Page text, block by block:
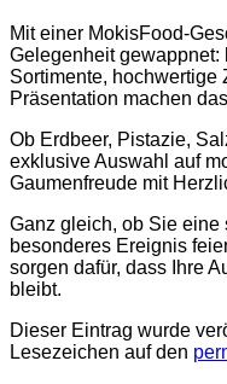
Mit einer MokisFood-
Gelegenheit
Sortimente, hochwertige
Präsentation machen
Ob Erdbeer, Pistazie,
exklusive Auswahl auf
Gaumenfreude mit
Ganz gleich, ob Sie eine
besonderes Ereignis
sorgen dafür, dass Ihre
bleibt.
Dieser Eintrag wurde
Lesezeichen auf den